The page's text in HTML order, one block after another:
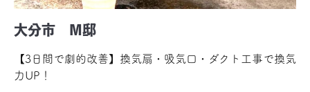
大分市 M邸
【3日間で劇的改善】換気扇・吸気口・ダクト工事で換気
力UP！